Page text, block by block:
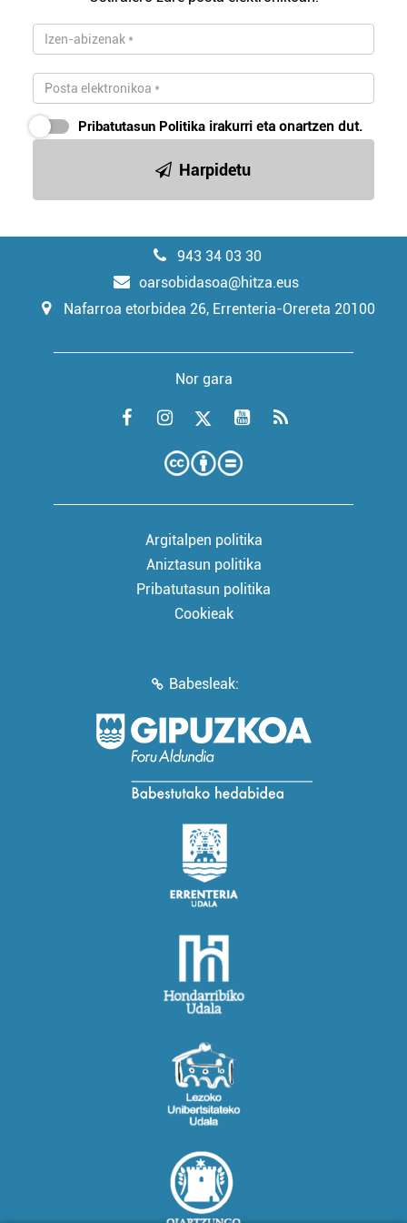
Pribatutasun Politika irakurri eta onartzen dut.
Harpidetu
943 34 03 30
oarsobidasoa@hitza.eus
Nafarroa etorbidea 26, Errenteria-Orereta 20100
Nor gara
Argitalpen politika
Aniztasun politika
Pribatutasun politika
Cookieak
Babesleak: